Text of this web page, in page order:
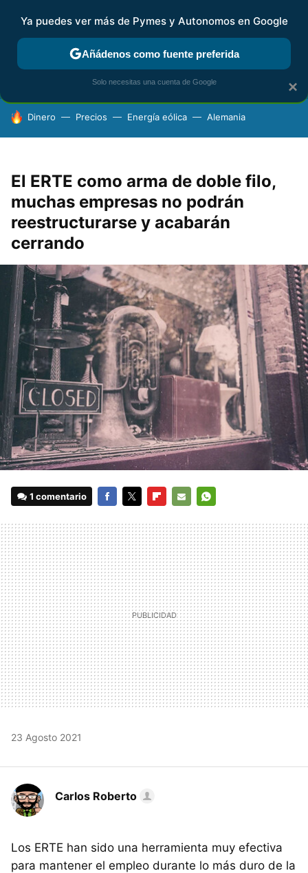
FISCALIDAD Y CONTABILIDAD KIT DIGITAL RENTA
HOY SE HABLA DE
Dinero Precios Energía eólica Alemania
El ERTE como arma de doble filo,
muchas empresas no podrán
reestructurarse y acabarán
cerrando
1 comentario
MAIL
23 Agosto 2021
Carlos Roberto
Los ERTE han sido una herramienta muy efectiva
para mantener el empleo durante lo más duro de la
×
Ya puedes ver más de Pymes y Autonomos en Google
Añádenos como fuente preferida
Solo necesitas una cuenta de Google